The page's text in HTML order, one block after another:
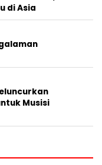
di Asia
Musisi